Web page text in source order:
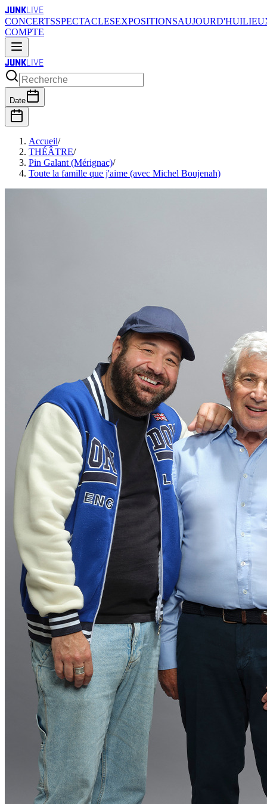
JUNKLIVE
CONCERTSSPECTACLESEXPOSITIONSAUJOURD'HUI
COMPTE
JUNKLIVE
Date
Accueil/
THÉÂTRE/
Pin Galant (Mérignac)/
Toute la famille que j'aime (avec Michel Boujenah)